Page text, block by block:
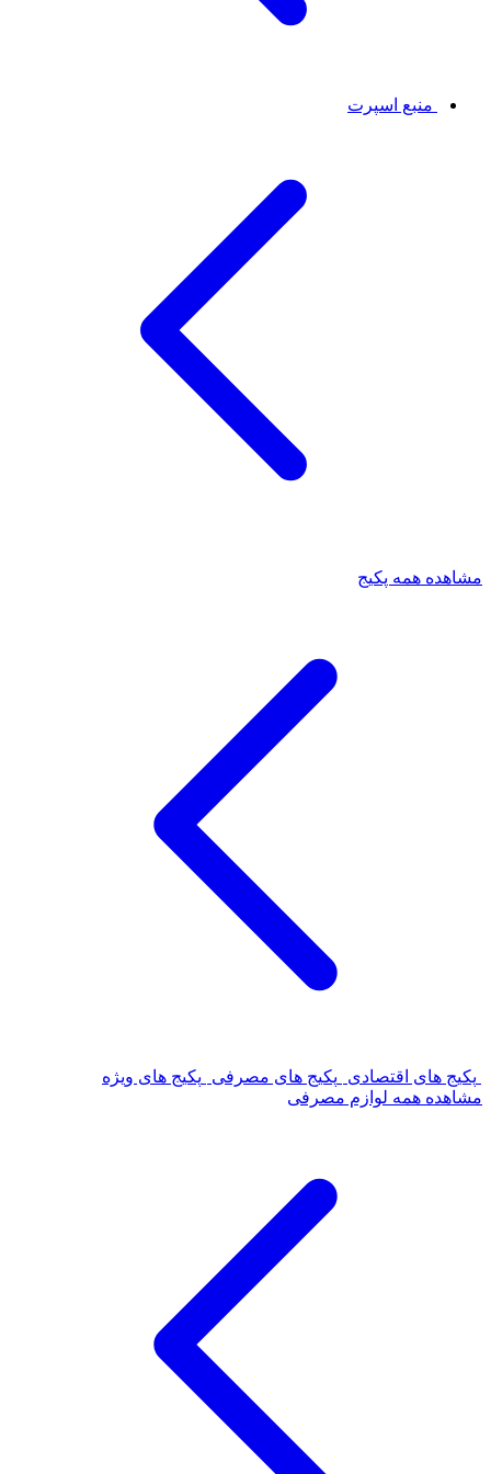
منبع اسپرت
مشاهده همه پکیج
پکیج های اقتصادی پکیج های مصرفی
پکیج های ویژه
مشاهده همه لوازم مصرفی